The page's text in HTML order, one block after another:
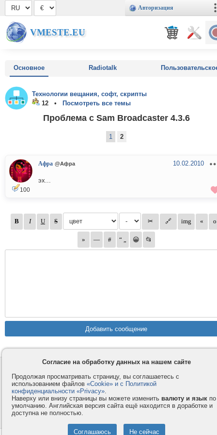
Авторизация
VMESTE.EU
Основное Radiotalk
Технологии вещания, софт, скрипты
12 •
Посмотреть все темы
Проблема с Sam Broadcaster 4.3.6
1 2
100
Афра @Афра 10.02.2010
эх...
Компания
Правила и условия
Услуги
Как оплатить
Форумы
© 2008-2026
Согласие на обработку данных на нашем сайте
Продолжая просматривать страницу, вы соглашаетесь с
использованием файлов «Cookie» и с Политикой
конфиденциальности «Privacy».
Наверху или внизу страницы вы можете изменить валюту и язык по
умолчанию. Английская версия сайта ещё находится в доработке и
доступна не полностью.